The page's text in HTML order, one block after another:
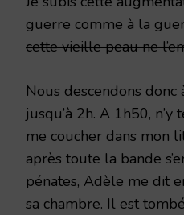
guerre comme à la
cette vieille peau ne
Nous descendons donc
jusqu’à 2h. A 1h50,
me coucher dans mon
après toute la bande
pénates, Adèle me dit
sa chambre. Il est